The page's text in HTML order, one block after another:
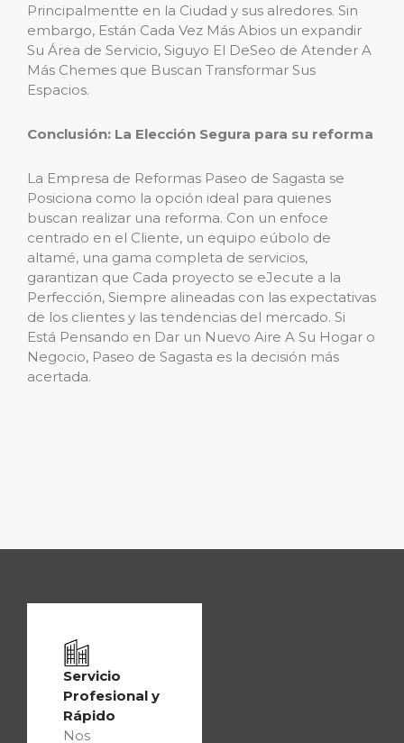
Principalmentte en la Ciudad y sus alredores. Sin
embargo, Están Cada Vez Más Abios un expandir
Su Área de Servicio, Siguyo El DeSeo de Atender A
Más Chemes que Buscan Transformar Sus
Espacios.
Conclusión: La Elección Segura para su reforma
La Empresa de Reformas Paseo de Sagasta se
Posiciona como la opción ideal para quienes
buscan realizar una reforma. Con un enfoce
centrado en el Cliente, un equipo eúbolo de
altamé, una gama completa de servicios,
garantizan que Cada proyecto se eJecute a la
Perfección, Siempre alineadas con las expectativas
de los clientes y las tendencias del mercado. Si
Está Pensando en Dar un Nuevo Aire A Su Hogar o
Negocio, Paseo de Sagasta es la decisión más
acertada.
Servicio
Profesional y
Rápido
Nos